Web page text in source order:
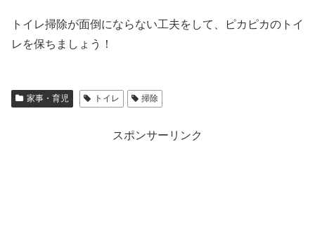
トイレ掃除が面倒にならない工夫をして、ピカピカのトイ
レを保ちましょう！
家事・育児 トイレ 掃除
スポンサーリンク